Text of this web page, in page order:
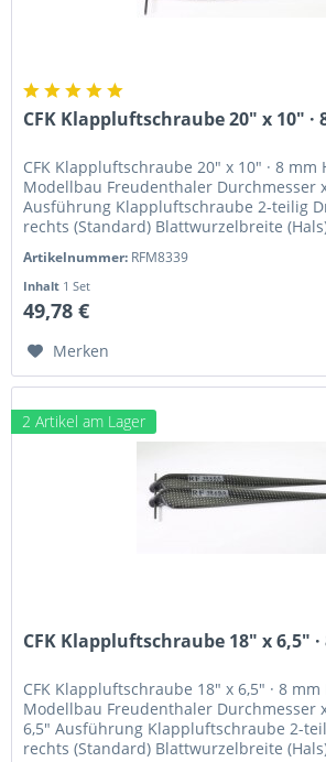
CFK Klappluftschraube 20" x 10" ·
CFK Klappluftschraube 20" x 10" · 8 mm
Modellbau Freudenthaler Durchmesser
Ausführung Klappluftschraube 2-teilig
rechts (Standard) Blattwurzelbreite
Artikelnummer: RFM8339
Inhalt 1 Set
49,78 €
Merken
2 Artikel am Lager
CFK Klappluftschraube 18" x 6,5" ·
CFK Klappluftschraube 18" x 6,5" · 8 mm
Modellbau Freudenthaler Durchmesser
6,5" Ausführung Klappluftschraube 2-
rechts (Standard) Blattwurzelbreite